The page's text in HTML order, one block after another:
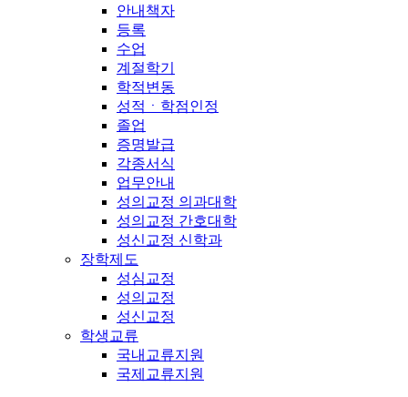
안내책자
등록
수업
계절학기
학적변동
성적ㆍ학점인정
졸업
증명발급
각종서식
업무안내
성의교정 의과대학
성의교정 간호대학
성신교정 신학과
장학제도
성심교정
성의교정
성신교정
학생교류
국내교류지원
국제교류지원